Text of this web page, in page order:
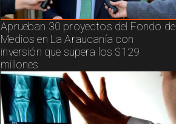
Aprueban 30 proyectos del Fondo de
Medios en La Araucanía con
inversión que supera los $129
millones